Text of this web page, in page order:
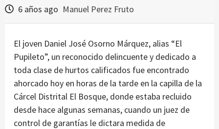
6 años ago Manuel Perez Fruto
El joven Daniel José Osorno Márquez, alias “El
Pupileto”, un reconocido delincuente y dedicado a
toda clase de hurtos calificados fue encontrado
ahorcado hoy en horas de la tarde en la capilla de la
Cárcel Distrital El Bosque, donde estaba recluido
desde hace algunas semanas, cuando un juez de
control de garantías le dictara medida de